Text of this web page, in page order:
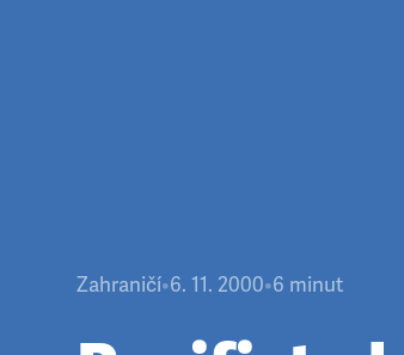
Zahraničí•6. 11. 2000•6 minut